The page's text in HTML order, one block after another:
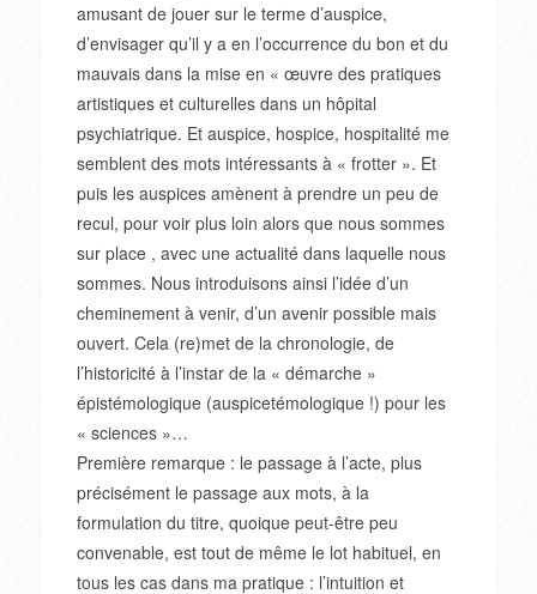
amusant de jouer sur le terme d’auspice,
d’envisager qu’il y a en l’occurrence du bon et du
mauvais dans la mise en « œuvre des pratiques
artistiques et culturelles dans un hôpital
psychiatrique. Et auspice, hospice, hospitalité me
semblent des mots intéressants à « frotter ». Et
puis les auspices amènent à prendre un peu de
recul, pour voir plus loin alors que nous sommes
sur place , avec une actualité dans laquelle nous
sommes. Nous introduisons ainsi l’idée d’un
cheminement à venir, d’un avenir possible mais
ouvert. Cela (re)met de la chronologie, de
l’historicité à l’instar de la « démarche »
épistémologique (auspicetémologique !) pour les
« sciences »…
Première remarque : le passage à l’acte, plus
précisément le passage aux mots, à la
formulation du titre, quoique peut-être peu
convenable, est tout de même le lot habituel, en
tous les cas dans ma pratique : l’intuition et